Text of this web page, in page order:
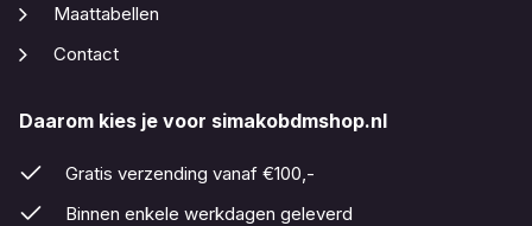
Maattabellen
Contact
Daarom kies je voor simakobdmshop.nl
Gratis verzending vanaf €100,-
Binnen enkele werkdagen geleverd